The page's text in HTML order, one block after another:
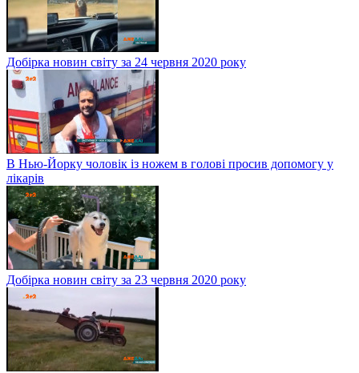
Добірка новин світу за 24 червня 2020 року
В Нью-Йорку чоловік із ножем в голові просив допомогу у
лікарів
Добірка новин світу за 23 червня 2020 року